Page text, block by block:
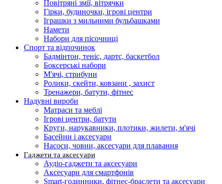
Повітряні змії, вітрячки
Гірки, будиночки, ігрові центри
Іграшки з мильними бульбашками
Намети
Набори для пісочниці
Спорт та відпочинок
Бадмінтон, теніс, дартс, баскетбол
Боксерські набори
М'ячі, стрибуни
Ролики, скейти, ковзани , захист
Тренажери, батути, фітнес
Надувні вироби
Матраси та меблі
Ігрові центри, батути
Круги, нарукавники, плотики, жилети, м'ячі
Басейни і аксесуари
Насоси, човни, аксесуари для плавання
Гаджети та аксесуари
Аудіо-гаджети та аксесуари
Аксесуари для смартфонів
Smart-годинники, фітнес-браслети та аксесуари